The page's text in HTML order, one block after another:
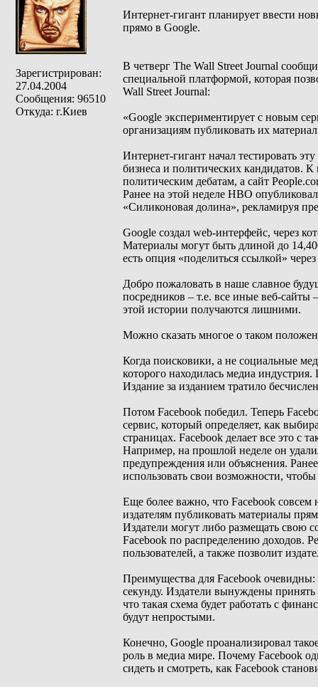
Зарегистрирован:
27.04.2004
Сообщения: 96510
Откуда: г.Киев
Интернет-гигант планирует ввести
прямо в Google.
В четверг The Wall Street Journal
специальной платформой, которая
Wall Street Journal:
«Google экспериментирует с новым
организациям публиковать их
Интернет-гигант начал тестировать
бизнеса и политических кандидатов.
политическим дебатам, а сайт
Ранее на этой неделе HBO
«Силиконовая долина», рекламируя
Google создал web-интерфейс, через
Материалы могут быть длиной до
есть опция «поделиться ссылкой»
Добро пожаловать в наше славное
посредников – т.е. все иные веб-сайты
этой истории получаются лишними.
Можно сказать многое о таком
Когда поисковики, а не социальные
которого находилась медиа
Издание за изданием тратило
Потом Facebook победил. Теперь
сервис, который определяет, как
страницах. Facebook делает все это с
Например, на прошлой неделе он
предупреждения или объяснения.
использовать свои возможности,
Еще более важно, что Facebook совсем
издателям публиковать материалы
Издатели могут либо размещать свою
Facebook по распределению доходов.
пользователей, а также позволит
Преимущества для Facebook очевидны:
секунду. Издатели вынуждены принять
что такая схема будет работать с
будут непростыми.
Конечно, Google проанализировал
роль в медиа мире. Почему Facebook
сидеть и смотреть, как Facebook